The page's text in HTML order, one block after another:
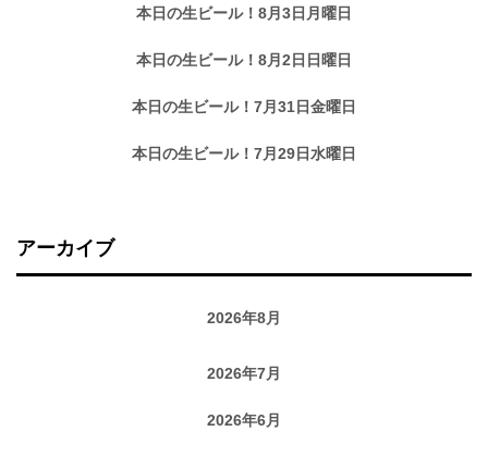
本日の生ビール！8月3日月曜日
本日の生ビール！8月2日日曜日
本日の生ビール！7月31日金曜日
本日の生ビール！7月29日水曜日
アーカイブ
2026年8月
2026年7月
2026年6月